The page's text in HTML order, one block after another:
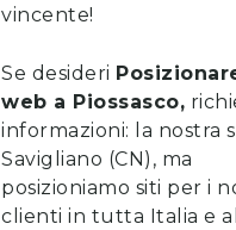
vincente!
Se desideri
web a Piossasco,
informazioni: la nostra
Savigliano (CN), ma
posizioniamo siti per i
clienti in tutta Italia e